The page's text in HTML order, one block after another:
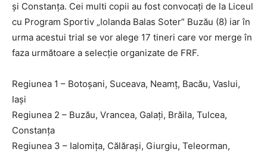
și Constanța. Cei multi copii au fost convocați de la Liceul
cu Program Sportiv „Iolanda Balas Soter” Buzău (8) iar în
urma acestui trial se vor alege 17 tineri care vor merge în
faza următoare a selecție organizate de FRF.
Regiunea 1 – Botoșani, Suceava, Neamț, Bacău, Vaslui,
Iași
Regiunea 2 – Buzău, Vrancea, Galați, Brăila, Tulcea,
Constanța
Regiunea 3 – Ialomița, Călărași, Giurgiu, Teleorman,